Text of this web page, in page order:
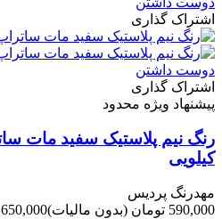
اشتراک گذاری
دوست داشتن
اشتراک گذاری
پیشنهاد ویژه محدود
کیلویی
مهدرنگ پردیس
590,000 تومان
(بدون مالیات)650,000 تومان